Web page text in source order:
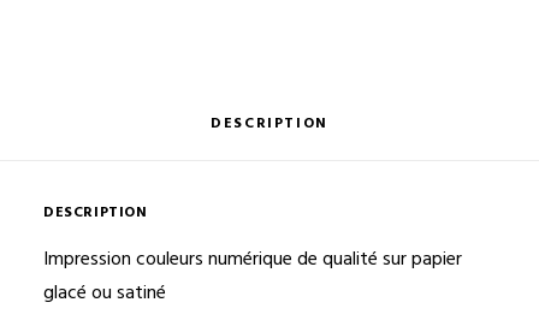
DESCRIPTION
DESCRIPTION
Impression couleurs numérique de qualité sur papier
glacé ou satiné